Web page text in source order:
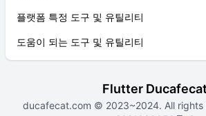
플랫폼 특정 도구 및 유틸리티
도움이 되는 도구 및 유틸리티
Flutter Ducafecat
ducafecat.com © 2023~2024. All rights